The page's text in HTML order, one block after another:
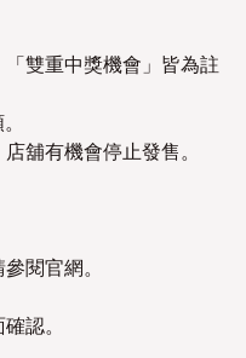
雙重中獎機會」皆為註
舖有機會停止發售。
閱官網。
認。